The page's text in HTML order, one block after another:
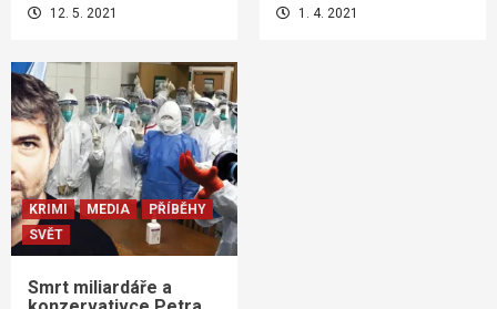
12. 5. 2021 1. 4. 2021
KRIMI MEDIA
PŘÍBĚHY
SVĚT
Smrt miliardáře a